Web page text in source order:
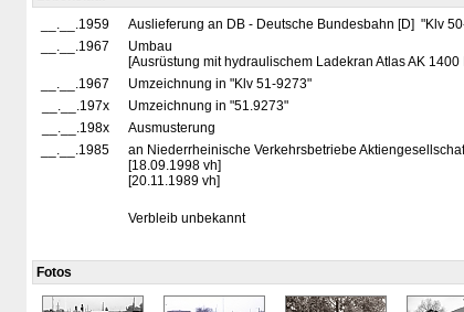
__.__.1959
Auslieferung an DB - Deutsche Bundesbahn [D] "Klv
__.__.1967
Umbau
[Ausrüstung mit hydraulischem Ladekran Atlas AK 1400
__.__.1967
Umzeichnung in "Klv 51-9273"
__.__.197x
Umzeichnung in "51.9273"
__.__.198x
Ausmusterung
__.__.1985
an Niederrheinische Verkehrsbetriebe
[18.09.1998 vh]
[20.11.1989 vh]
Verbleib unbekannt
Fotos